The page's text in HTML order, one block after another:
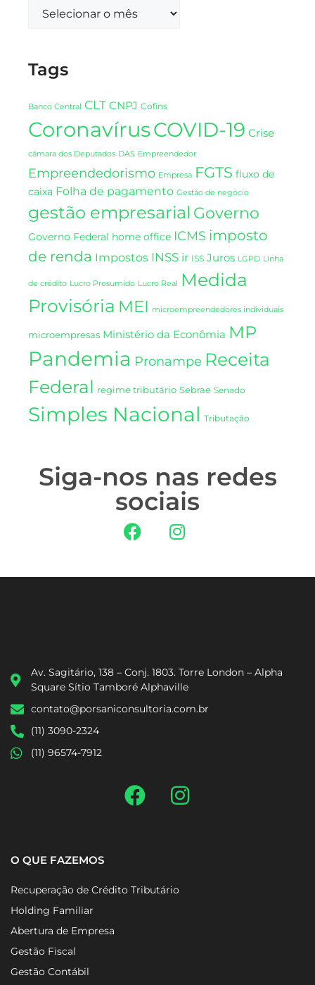
Tags
Banco Central CLT CNPJ Cofins
CoronavírusCOVID-19 Crise
câmara dos Deputados DAS Empreendedor
Empreendedorismo Empresa FGTS fluxo de
caixa Folha de pagamento Gestão de negócio
gestão empresarial Governo
Governo Federal home office ICMS imposto
de renda Impostos INSS ir ISS Juros LGPD Linha
de crédito Lucro Presumido Lucro Real
Medida
Provisória MEI microempreendedores individuais
microempresas Ministério da Econômia MP
Pandemia Pronampe Receita
Federal regime tributário Sebrae Senado
Simples Nacional Tributação
Siga-nos nas redes
sociais
Av. Sagitário, 138 – Conj. 1803. Torre London – Alpha
Square Sítio Tamboré Alphaville
contato@porsaniconsultoria.com.br
(11) 3090-2324
(11) 96574-7912
O QUE FAZEMOS
Recuperação de Crédito Tributário
Holding Familiar
Abertura de Empresa
Gestão Fiscal
Gestão Contábil